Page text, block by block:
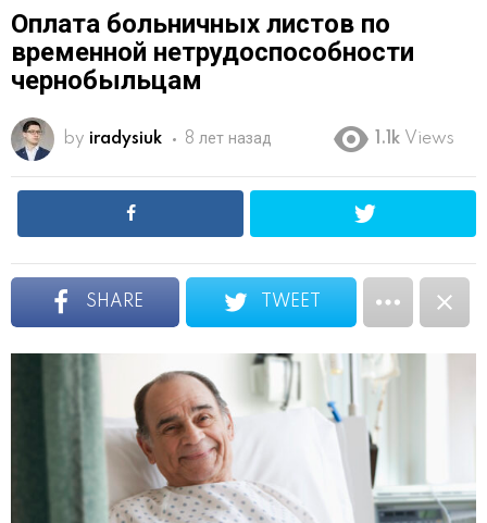
Оплата больничных листов по
временной нетрудоспособности
чернобыльцам
by iradysiuk 8 лет назад 1.1k Views
SHARE TWEET